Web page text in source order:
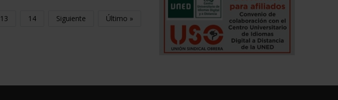
13 14 Siguiente Último »